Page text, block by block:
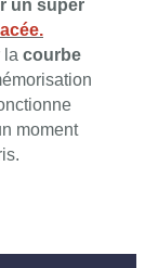
un super
la courbe
moment